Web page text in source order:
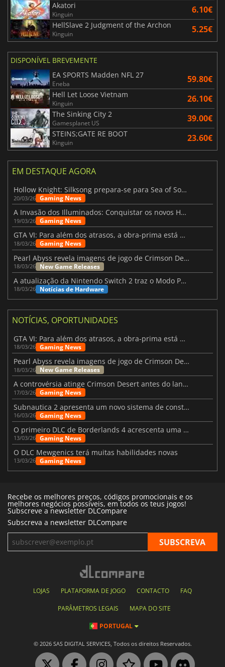
Akatori
Kinguin 6.10€
HellSlave 2 Judgment of the Archon
Kinguin 5.25€
DISPONÍVEL BREVEMENTE
EA SPORTS Madden NFL 27
Eneba 59.80€
Hell Let Loose Vietnam
Kinguin 26.10€
The Sinking City 2
Gamesplanet US 39.00€
STEINS;GATE RE BOOT
Kinguin 23.60€
EM DESTAQUE AGORA
Hollow Knight: Silksong prepara-se para Sea of Sorrow com um patch
20/03/26 Gaming News
A Invasão dos Illuminados: Conquistar os novos Helldivers 2 Atualização!
19/03/26 Gaming News
GTA VI: Para além dos atrasos, a obra-prima está quase a chegar
18/03/26 Gaming News
Pearl Abyss revela imagens de jogo de Crimson Desert para a PS5
18/03/26 New Game Releases
A atualização da Nintendo Switch 2 traz o Modo Portátil aos jogos mais antigos da Switch
18/03/26 Notícias de Hardware
NOTÍCIAS, OPORTUNIDADES
GTA VI: Para além dos atrasos, a obra-prima está quase a chegar
18/03/26 Gaming News
Pearl Abyss revela imagens de jogo de Crimson Desert para a PS5
18/03/26 New Game Releases
A controvérsia atinge Crimson Desert antes do lançamento
17/03/26 Gaming News
Subnautica 2 apresenta um novo sistema de construção de bases
16/03/26 Gaming News
O primeiro DLC de Borderlands 4 acrescenta uma nova personagem e muito mais
13/03/26 Gaming News
O DLC Mewgenics terá muitas habilidades novas
13/03/26 Gaming News
Recebe os melhores preços, códigos promocionais e os
melhores negócios possíveis, em todos os teus jogos!
Subscreve a newsletter DLCompare
Subscreva a newsletter DLCompare
LOJAS PLATAFORMA DE JOGO CONTACTO FAQ
PARÂMETROS LEGAIS MAPA DO SITE
PORTUGAL
© 2026 SAS DIGITAL SERVICES, Todos os direitos Reservados.